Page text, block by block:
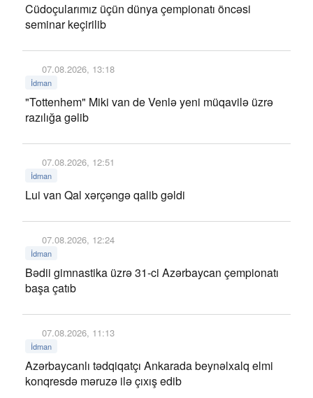
Cüdoçularımız üçün dünya çempionatı öncəsi
seminar keçirilib
07.08.2026, 13:18
İdman
"Tottenhem" Miki van de Venlə yeni müqavilə üzrə
razılığa gəlib
07.08.2026, 12:51
İdman
Lui van Qal xərçəngə qalib gəldi
07.08.2026, 12:24
İdman
Bədii gimnastika üzrə 31-ci Azərbaycan çempionatı
başa çatıb
07.08.2026, 11:13
İdman
Azərbaycanlı tədqiqatçı Ankarada beynəlxalq elmi
konqresdə məruzə ilə çıxış edib